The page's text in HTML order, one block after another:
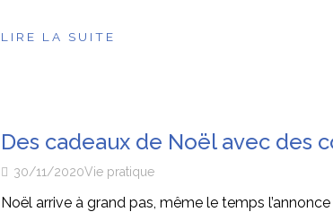
LIRE LA SUITE
Des cadeaux de Noël avec des
30/11/2020Vie pratique
Noël arrive à grand pas, même le temps